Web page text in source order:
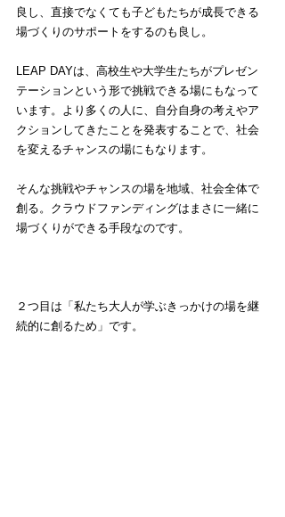
良し、直接でなくても子どもたちが成長できる
場づくりのサポートをするのも良し。
LEAP DAYは、高校生や大学生たちがプレゼン
テーションという形で挑戦できる場にもなって
います。より多くの人に、自分自身の考えやア
クションしてきたことを発表することで、社会
を変えるチャンスの場にもなります。
そんな挑戦やチャンスの場を地域、社会全体で
創る。クラウドファンディングはまさに一緒に
場づくりができる手段なのです。
２つ目は「私たち大人が学ぶきっかけの場を継
続的に創るため」です。